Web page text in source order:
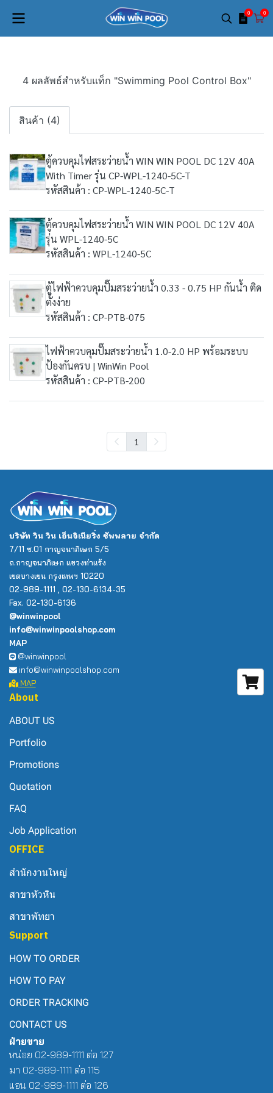
0 0
4 ผลลัพธ์สำหรับแท็ก "Swimming Pool Control Box"
สินค้า (4)
ตู้ควบคุมไฟสระว่ายน้ำ WIN WIN POOL DC 12V 40A
With Timer รุ่น CP-WPL-1240-5C-T
รหัสสินค้า : CP-WPL-1240-5C-T
ตู้ควบคุมไฟสระว่ายน้ำ WIN WIN POOL DC 12V 40A
รุ่น WPL-1240-5C
รหัสสินค้า : WPL-1240-5C
ตู้ไฟฟ้าควบคุมปั๊มสระว่ายน้ำ 0.33 - 0.75 HP กันน้ำ ติด
ตั้งง่าย
รหัสสินค้า : CP-PTB-075
ไฟฟ้าควบคุมปั๊มสระว่ายน้ำ 1.0-2.0 HP พร้อมระบบ
ป้องกันครบ | WinWin Pool
รหัสสินค้า : CP-PTB-200
1
บริษัท วิน วิน เอ็นจิเนียริ่ง ซัพพลาย จำกัด
7/11 ซ.01 กาญจนาภิเษก 5/5
ถ.กาญจนาภิเษก แขวงท่าแร้ง
เขตบางเขน กรุงเทพฯ 10220
02-989-1111 , 02-130-6134-35
Fax. 02-130-6136
@winwinpool
info@winwinpoolshop.com
MAP
@winwinpool
info@winwinpoolshop.com
MAP
About
ABOUT US
Portfolio
Promotions
Quotation
FAQ
Job Application
OFFICE
สำนักงานใหญ่
สาขาหัวหิน
สาขาพัทยา
Support
HOW TO ORDER
HOW TO PAY
ORDER TRACKING
CONTACT US
ฝ่ายขาย
หน่อย 02-989-1111 ต่อ 127
มา 02-989-1111 ต่อ 115
แอน 02-989-1111 ต่อ 126